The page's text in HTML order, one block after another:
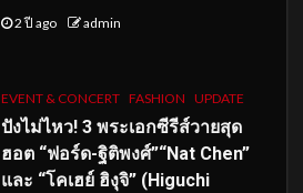
2 ปี ago admin
EVENT & CONCERT FASHION UPDATE
ปังไม่ไหว! 3 พระเอกซีรีส์วายสุด
ฮอต “ฟอร์ด-ฐิติพงศ์”“Nat Chen”
และ “โคเฮย์ ฮิงุจิ” (Higuchi